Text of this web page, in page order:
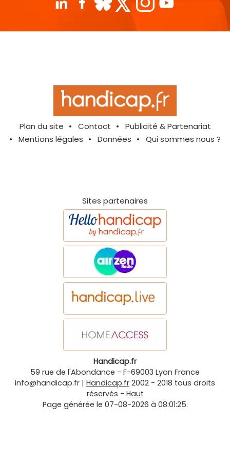
Plan du site Contact
Publicité & Partenariat
Mentions légales
Données Qui sommes nous ?
Sites partenaires
Handicap.fr
59 rue de l'Abondance - F-69003 Lyon France
info@handicap.fr | Handicap.fr 2002 - 2018 tous droits
réservés - Haut
Page générée le 07-08-2026 à 08:01:25.